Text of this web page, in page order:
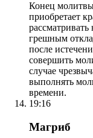
Конец молитвы
приобретает
грешным
после
совершить
случае
выполнять
времени.
19:16
Магриб